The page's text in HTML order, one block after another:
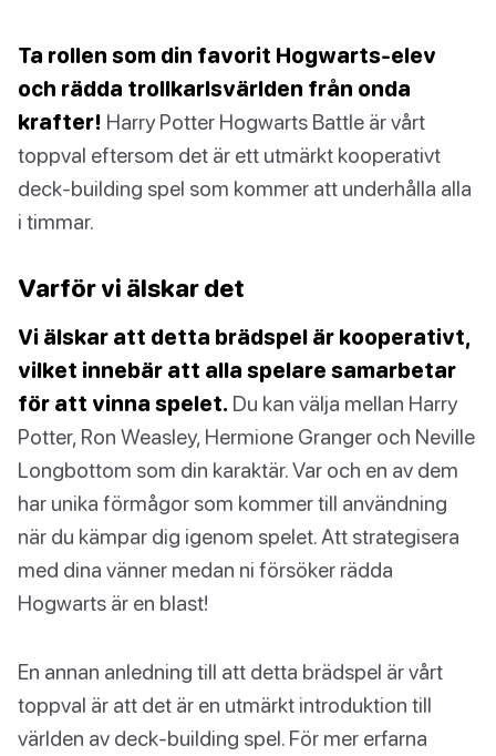
Ta rollen som din favorit Hogwarts-elev
och rädda trollkarlsvärlden från onda
krafter! Harry Potter Hogwarts Battle är vårt
toppval eftersom det är ett utmärkt kooperativt
deck-building spel som kommer att underhålla alla
i timmar.
Varför vi älskar det
Vi älskar att detta brädspel är kooperativt,
vilket innebär att alla spelare samarbetar
för att vinna spelet. Du kan välja mellan Harry
Potter, Ron Weasley, Hermione Granger och Neville
Longbottom som din karaktär. Var och en av dem
har unika förmågor som kommer till användning
när du kämpar dig igenom spelet. Att strategisera
med dina vänner medan ni försöker rädda
Hogwarts är en blast!
En annan anledning till att detta brädspel är vårt
toppval är att det är en utmärkt introduktion till
världen av deck-building spel. För mer erfarna